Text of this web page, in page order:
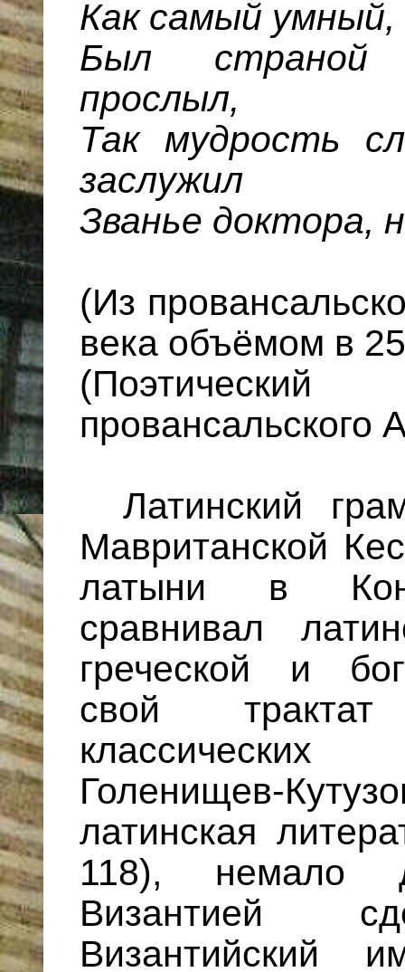
Как самый умный,
Был страной
прослыл,
Так мудрость
заслужил
Званье доктора,
(Из
века объёмом в
провансальского
Латинский
Мавританской
латыни в
сравнивал
греческой и
свой
Голенищев-
латинская
118), немало
Византией
Византийский